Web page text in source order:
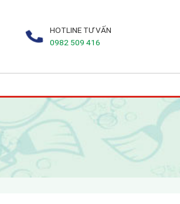
HOTLINE TƯ VẤN
0982 509 416